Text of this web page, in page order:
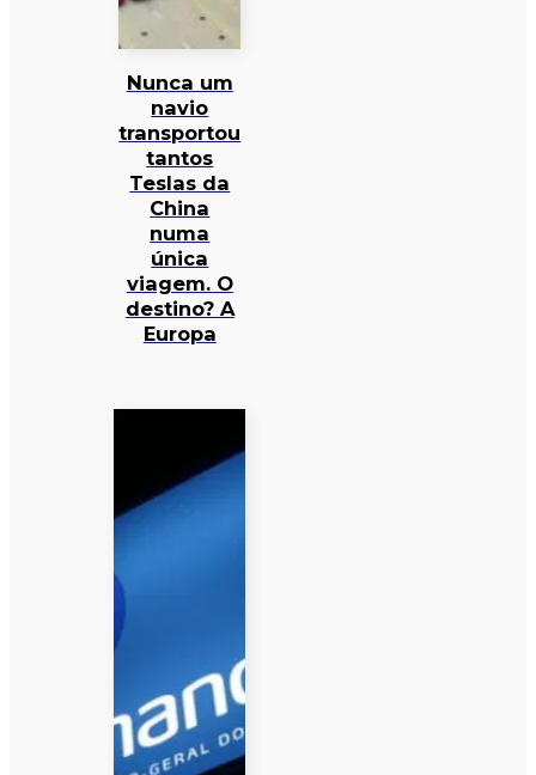
Nunca um
navio
transportou
tantos
Teslas da
China
numa
única
viagem. O
destino? A
Europa